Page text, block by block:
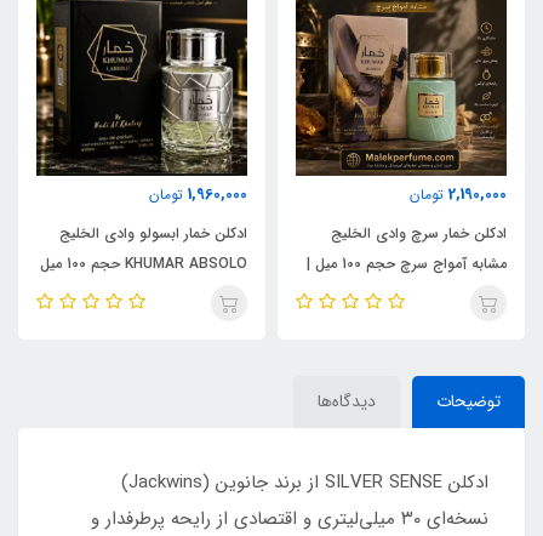
2,190,000 تومان
ادکلن خمار سرچ وادی الخلیج
مشابه آمواج سرچ حجم 100 میل |
KHUMAR Search Eau de
1,960,000 تومان
ادکلن خمار ابسولو وادی الخلیج
KHUMAR ABSOLO حجم 100 میل
| مشابه اورجینال ایو سن لورن مای
توضیحات دیدگاه‌ها
ادکلن SILVER SENSE از برند جانوین (Jackwins)
نسخه‌ای ۳۰ میلی‌لیتری و اقتصادی از رایحه پرطرفدار و